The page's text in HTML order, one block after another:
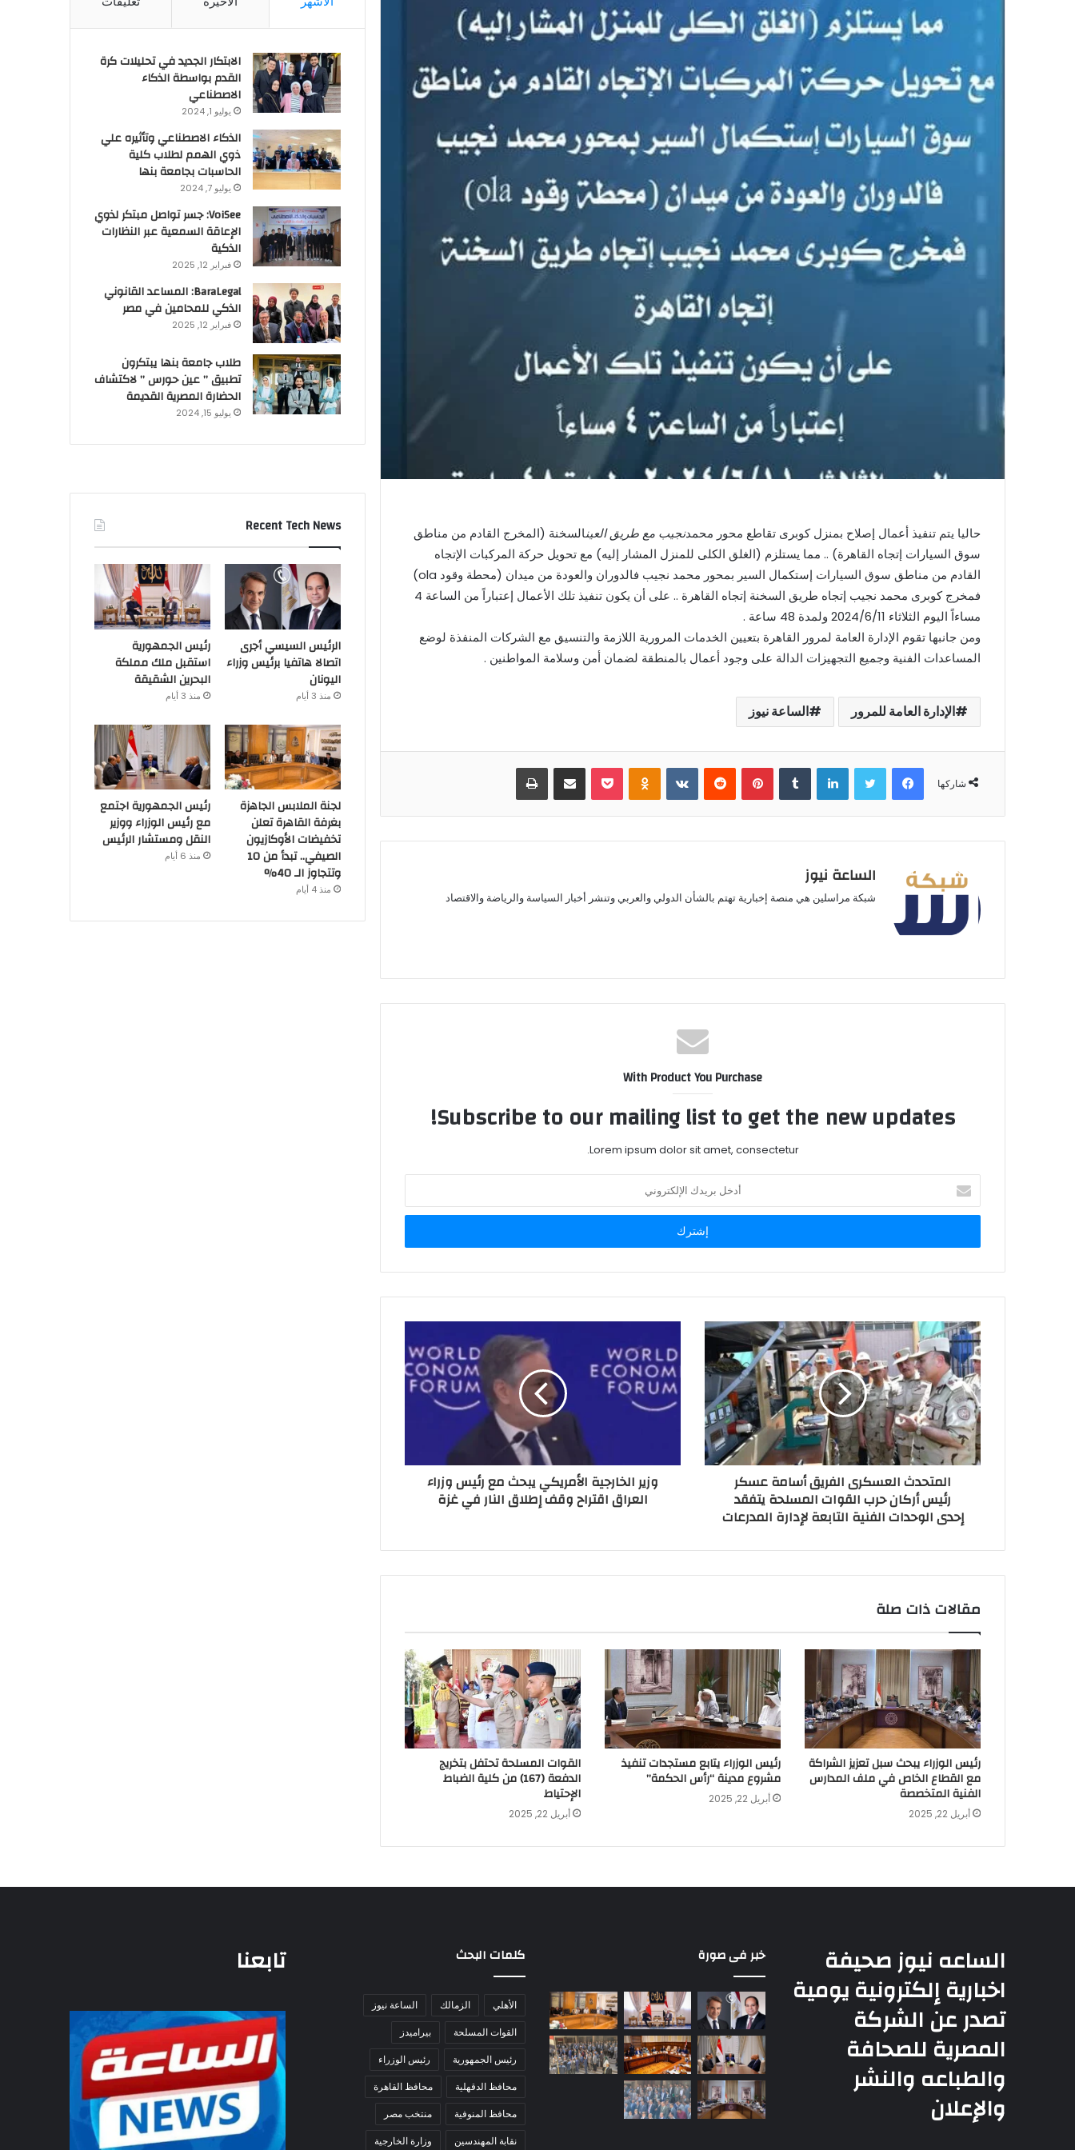
حاليا يتم تنفيذ أعمال إصلاح بمنزل كوبرى تقاطع محور محمدنجيب مع طريق العينالسخنة (المخرج القادم من مناطق
سوق السيارات إتجاه القاهرة) .. مما يستلزم (الغلق الكلى للمنزل المشار إليه) مع تحويل حركة المركبات الإتجاه
القادم من مناطق سوق السيارات إستكمال السير بمحور محمد نجيب فالدوران والعودة من ميدان (محطة وقود ola)
فمخرج كوبرى محمد نجيب إتجاه طريق السخنة إتجاه القاهرة .. على أن يكون تنفيذ تلك الأعمال إعتباراً من الساعة 4
مساءاً اليوم الثلاثاء 2024/6/11 ولمدة 48 ساعة .
ومن جانبها تقوم الإدارة العامة لمرور القاهرة بتعيين الخدمات المرورية اللازمة والتنسيق مع الشركات المنفذة لوضع
المساعدات الفنية وجميع التجهيزات الدالة على وجود أعمال بالمنطقة لضمان أمن وسلامة المواطنين .
الإدارة العامة للمرور الساعة نيوز
شاركها
فيسبوكتويتر لينكدإن بينتيريست Odnoklassniki
بوكيت مشاركة عبر البريد طباعة
الساعة نيوز
شبكة مراسلين هي منصة إخبارية تهتم بالشأن الدولي والعربي وتنشر أخبار السياسة والرياضة والاقتصاد
With Product You Purchase
Subscribe to our mailing list to get the new updates!
Lorem ipsum dolor sit amet, consectetur.
بريدك
الإلكتروني
المتحدث العسكرى الفريق أسامة عسكر
رئيس أركان حرب القوات المسلحة يتفقد
إحدى الوحدات الفنية التابعة لإدارة المدرعات
وزير الخارجية الأمريكي يبحث مع رئيس وزراء
العراق اقتراح وقف إطلاق النار في غزة
مقالات ذات صلة
رئيس الوزراء يبحث سبل تعزيز الشراكة
مع القطاع الخاص في ملف المدارس
الفنية المتخصصة
أبريل 22, 2025
رئيس الوزراء يتابع مستجدات تنفيذ
مشروع مدينة “رأس الحكمة”
أبريل 22, 2025
القوات المسلحة تحتفل بتخريج
الدفعة (167) من كلية الضباط
الإحتياط
أبريل 22, 2025
الابتكار الجديد في تحليلات كرة
القدم بواسطة الذكاء
الاصطناعي
يوليو 1, 2024
الذكاء الاصطناعي وتأثيره علي
ذوي الهمم لطلاب كلية
الحاسبات بجامعة بنها
يوليو 7, 2024
VoiSee: جسر تواصل مبتكر لذوي
الإعاقة السمعية عبر النظارات
الذكية
فبراير 12, 2025
BaraLegal: المساعد القانوني
الذكي للمحامين في مصر
فبراير 12, 2025
طلاب جامعة بنها يبتكرون
تطبيق ” عين حورس ” لاكتشاف
الحضارة المصرية القديمة
يوليو 15, 2024
Recent Tech News
الرئيس السيسي أجرى
اتصالا هاتفيا برئيس وزراء
اليونان
منذ 3 أيام
رئيس الجمهورية
استقبل ملك مملكة
البحرين الشقيقة
منذ 3 أيام
لجنة الملابس الجاهزة
بغرفة القاهرة تعلن
تخفيضات الأوكازيون
الصيفي.. تبدأ من 10
وتتجاوز الـ 40%
منذ 4 أيام
رئيس الجمهورية اجتمع
مع رئيس الوزراء ووزير
النقل ومستشار الرئيس
منذ 6 أيام
الساعه نيوز صحيفة
اخبارية إلكترونية يومية
تصدر عن الشركة
المصرية للصحافة
والطباعه والنشر
والإعلان
خبر فى صورة كلمات البحث
الأهلي الزمالك
الساعة نيوز
القوات المسلحة
بيراميدز
رئيس الجمهورية
رئيس الوزراء
محافظ الدقهلية
محافظ القاهرة
محافظ المنوفية
منتخب مصر
نقابة المهندسين
وزارة الخارجية
تابعنا